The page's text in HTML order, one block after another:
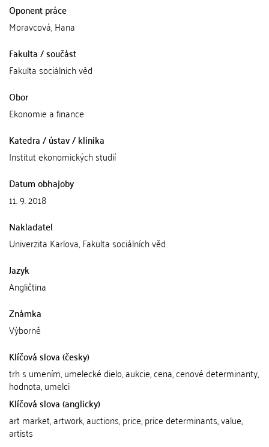
Oponent práce
Moravcová, Hana
Fakulta / součást
Fakulta sociálních věd
Obor
Ekonomie a finance
Katedra / ústav / klinika
Institut ekonomických studií
Datum obhajoby
11. 9. 2018
Nakladatel
Univerzita Karlova, Fakulta sociálních věd
Jazyk
Angličtina
Známka
Výborně
Klíčová slova (česky)
trh s umením, umelecké dielo, aukcie, cena, cenové determinanty,
hodnota, umelci
Klíčová slova (anglicky)
art market, artwork, auctions, price, price determinants, value,
artists